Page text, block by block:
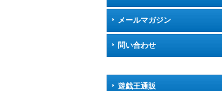
メールマガジン
問い合わせ
遊戯王通販